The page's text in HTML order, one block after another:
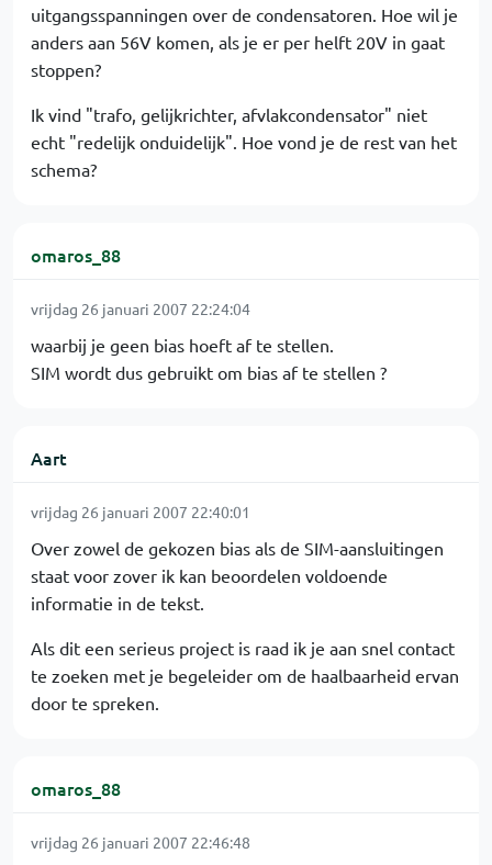
uitgangsspanningen over de condensatoren. Hoe wil je
anders aan 56V komen, als je er per helft 20V in gaat
stoppen?
Ik vind "trafo, gelijkrichter, afvlakcondensator" niet
echt "redelijk onduidelijk". Hoe vond je de rest van het
schema?
omaros_88
vrijdag 26 januari 2007 22:24:04
waarbij je geen bias hoeft af te stellen.
SIM wordt dus gebruikt om bias af te stellen ?
Aart
vrijdag 26 januari 2007 22:40:01
Over zowel de gekozen bias als de SIM-aansluitingen
staat voor zover ik kan beoordelen voldoende
informatie in de tekst.
Als dit een serieus project is raad ik je aan snel contact
te zoeken met je begeleider om de haalbaarheid ervan
door te spreken.
omaros_88
vrijdag 26 januari 2007 22:46:48